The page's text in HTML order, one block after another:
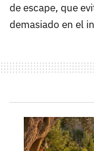
de escape, que
demasiado en el